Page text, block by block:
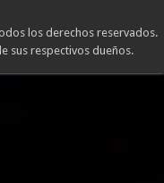
los derechos reservados.
sus respectivos dueños.